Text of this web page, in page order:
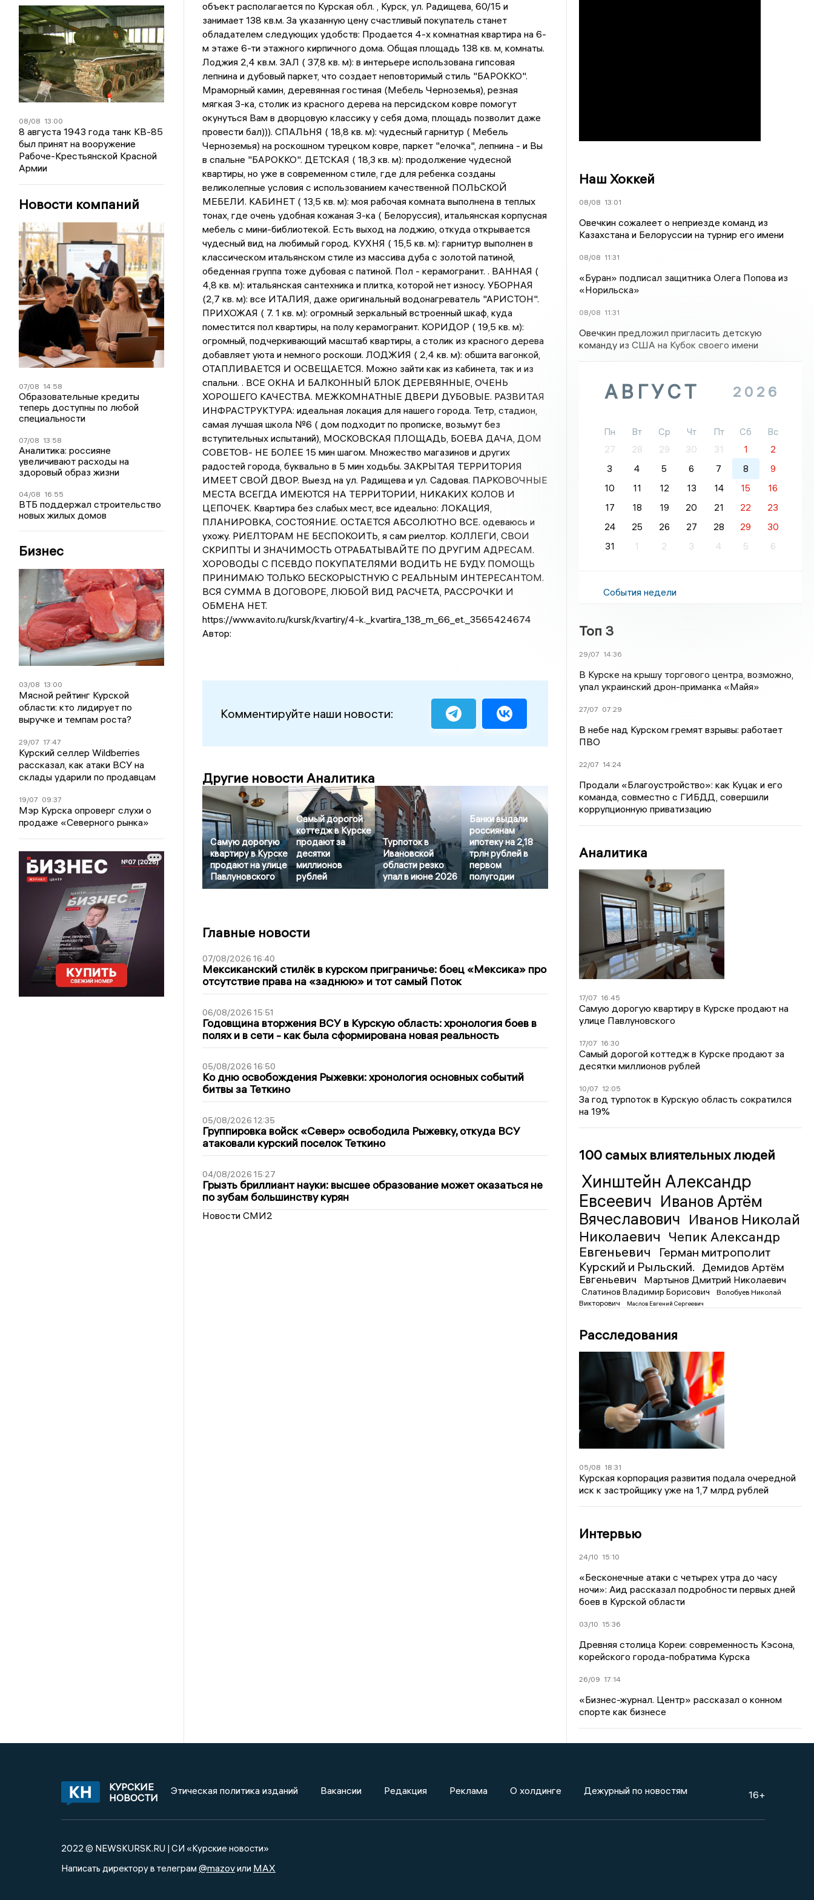
08/08 13:00
8 августа 1943 года танк КВ-85
был принят на вооружение
Рабоче-Крестьянской Красной
Армии
Новости компаний
07/08 14:58
Образовательные кредиты
теперь доступны по любой
специальности
07/08 13:58
Аналитика: россияне
увеличивают расходы на
здоровый образ жизни
04/08 16:55
ВТБ поддержал строительство
новых жилых домов
Бизнес
03/08 13:00
Мясной рейтинг Курской
области: кто лидирует по
выручке и темпам роста?
29/07 17:47
Курский селлер Wildberries
рассказал, как атаки ВСУ на
склады ударили по продавцам
19/07 09:37
Мэр Курска опроверг слухи о
продаже «Северного рынка»
объект располагается по Курская обл. , Курск, ул. Радищева, 60/15 и
занимает 138 кв.м. За указанную цену счастливый покупатель станет
обладателем следующих удобств: Продается 4-х комнатная квартира на 6-
м этаже 6-ти этажного кирпичного дома. Общая площадь 138 кв. м, комнаты.
Лоджия 2,4 кв.м. ЗАЛ ( 37,8 кв. м): в интерьере использована гипсовая
лепнина и дубовый паркет, что создает неповторимый стиль "БАРОККО".
Мраморный камин, деревянная гостиная (Мебель Черноземья), резная
мягкая 3-ка, столик из красного дерева на персидском ковре помогут
окунуться Вам в дворцовую классику у себя дома, площадь позволит даже
провести бал))). СПАЛЬНЯ ( 18,8 кв. м): чудесный гарнитур ( Мебель
Черноземья) на роскошном турецком ковре, паркет "елочка", лепнина - и Вы
в спальне "БАРОККО". ДЕТСКАЯ ( 18,3 кв. м): продолжение чудесной
квартиры, но уже в современном стиле, где для ребенка созданы
великолепные условия с использованием качественной ПОЛЬСКОЙ
МЕБЕЛИ. КАБИНЕТ ( 13,5 кв. м): моя рабочая комната выполнена в теплых
тонах, где очень удобная кожаная 3-ка ( Белоруссия), итальянская корпусная
мебель с мини-библиотекой. Есть выход на лоджию, откуда открывается
чудесный вид на любимый город. КУХНЯ ( 15,5 кв. м): гарнитур выполнен в
классическом итальянском стиле из массива дуба с золотой патиной,
обеденная группа тоже дубовая с патиной. Пол - керамогранит. . ВАННАЯ (
4,8 кв. м): итальянская сантехника и плитка, которой нет износу. УБОРНАЯ
(2,7 кв. м): все ИТАЛИЯ, даже оригинальный водонагреватель "АРИСТОН".
ПРИХОЖАЯ ( 7. 1 кв. м): огромный зеркальный встроенный шкаф, куда
поместится пол квартиры, на полу керамогранит. КОРИДОР ( 19,5 кв. м):
огромный, подчеркивающий масштаб квартиры, а столик из красного дерева
добавляет уюта и немного роскоши. ЛОДЖИЯ ( 2,4 кв. м): обшита вагонкой,
ОТАПЛИВАЕТСЯ И ОСВЕЩАЕТСЯ. Можно зайти как из кабинета, так и из
спальни. . ВСЕ ОКНА И БАЛКОННЫЙ БЛОК ДЕРЕВЯННЫЕ, ОЧЕНЬ
ХОРОШЕГО КАЧЕСТВА. МЕЖКОМНАТНЫЕ ДВЕРИ ДУБОВЫЕ. РАЗВИТАЯ
ИНФРАСТРУКТУРА: идеальная локация для нашего города. Тетр, стадион,
самая лучшая школа №6 ( дом подходит по прописке, возьмут без
вступительных испытаний), МОСКОВСКАЯ ПЛОЩАДЬ, БОЕВА ДАЧА, ДОМ
СОВЕТОВ- НЕ БОЛЕЕ 15 мин шагом. Множество магазинов и других
радостей города, буквально в 5 мин ходьбы. ЗАКРЫТАЯ ТЕРРИТОРИЯ
ИМЕЕТ СВОЙ ДВОР. Выезд на ул. Радищева и ул. Садовая. ПАРКОВОЧНЫЕ
МЕСТА ВСЕГДА ИМЕЮТСЯ НА ТЕРРИТОРИИ, НИКАКИХ КОЛОВ И
ЦЕПОЧЕК. Квартира без слабых мест, все идеально: ЛОКАЦИЯ,
ПЛАНИРОВКА, СОСТОЯНИЕ. ОСТАЕТСЯ АБСОЛЮТНО ВСЕ. одеваюсь и
ухожу. РИЕЛТОРАМ НЕ БЕСПОКОИТЬ, я сам риелтор. КОЛЛЕГИ, СВОИ
СКРИПТЫ И ЗНАЧИМОСТЬ ОТРАБАТЫВАЙТЕ ПО ДРУГИМ АДРЕСАМ.
ХОРОВОДЫ С ПСЕВДО ПОКУПАТЕЛЯМИ ВОДИТЬ НЕ БУДУ. ПОМОЩЬ
ПРИНИМАЮ ТОЛЬКО БЕСКОРЫСТНУЮ С РЕАЛЬНЫМ ИНТЕРЕСАНТОМ.
ВСЯ СУММА В ДОГОВОРЕ, ЛЮБОЙ ВИД РАСЧЕТА, РАССРОЧКИ И
ОБМЕНА НЕТ.
https://www.avito.ru/kursk/kvartiry/4-k._kvartira_138_m_66_et._3565424674
Автор:
Комментируйте наши новости:
Другие новости Аналитика
Самую дорогую
квартиру в Курске
продают на улице
Павлуновского
Самый дорогой
коттедж в Курске
продают за
десятки
миллионов
рублей
Турпоток в
Ивановской
области резко
упал в июне 2026
Банки выдали
россиянам
ипотеку на 2,18
трлн рублей в
первом
полугодии
Главные новости
07/08/2026 16:40
Мексиканский стилёк в курском приграничье: боец «Мексика» про
отсутствие права на «заднюю» и тот самый Поток
06/08/2026 15:51
Годовщина вторжения ВСУ в Курскую область: хронология боев в
полях и в сети - как была сформирована новая реальность
05/08/2026 16:50
Ко дню освобождения Рыжевки: хронология основных событий
битвы за Теткино
05/08/2026 12:35
Группировка войск «Север» освободила Рыжевку, откуда ВСУ
атаковали курский поселок Теткино
04/08/2026 15:27
Грызть бриллиант науки: высшее образование может оказаться не
по зубам большинству курян
Новости СМИ2
Наш Хоккей
08/08 13:01
Овечкин сожалеет о неприезде команд из
Казахстана и Белоруссии на турнир его имени
08/08 11:31
«Буран» подписал защитника Олега Попова из
«Норильска»
08/08 11:31
Овечкин предложил пригласить детскую
команду из США на Кубок своего имени
АВГУСТ 2026
Пн Вт Ср Чт Пт Сб
Вс
27
28 29 30 31 1
2
3
4 5 6 7 8
9
10
11 12 13 14 15
16
17
18 19 20 21 22
23
24
25 26 27 28 29
30
31
1 2 3 4 5 6
События недели
Топ 3
29/07 14:36
В Курске на крышу торгового центра, возможно,
упал украинский дрон-приманка «Майя»
27/07 07:29
В небе над Курском гремят взрывы: работает
ПВО
22/07 14:24
Продали «Благоустройство»: как Куцак и его
команда, совместно с ГИБДД, совершили
коррупционную приватизацию
Аналитика
17/07 16:45
Самую дорогую квартиру в Курске продают на
улице Павлуновского
17/07 16:30
Самый дорогой коттедж в Курске продают за
десятки миллионов рублей
10/07 12:05
За год турпоток в Курскую область сократился
на 19%
100 самых влиятельных людей
Хинштейн Александр
Евсеевич Иванов Артём
Вячеславович Иванов Николай
Николаевич Чепик Александр
Евгеньевич
Герман митрополит
Курский и Рыльский.
Демидов Артём
Евгеньевич
Мартынов Дмитрий Николаевич
Слатинов Владимир Борисович
Волобуев Николай
Викторович
Маслов Евгений Сергеевич
Расследования
05/08 18:31
Курская корпорация развития подала очередной
иск к застройщику уже на 1,7 млрд рублей
Интервью
24/10 15:10
«Бесконечные атаки с четырех утра до часу
ночи»: Аид рассказал подробности первых дней
боев в Курской области
03/10 15:36
Древняя столица Кореи: современность Кэсона,
корейского города-побратима Курска
26/09 17:14
«Бизнес-журнал. Центр» рассказал о конном
спорте как бизнесе
КУРСКИЕ
НОВОСТИ
Этическая политика изданий Вакансии Редакция Реклама О холдинге Дежурный по новостям 16+
2022 © NEWSKURSK.RU | СИ «Курские новости»
Написать директору в телеграм @mazovили MAX